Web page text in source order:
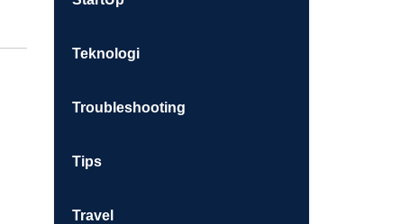
Teknologi
Troubleshooting
Tips
Travel